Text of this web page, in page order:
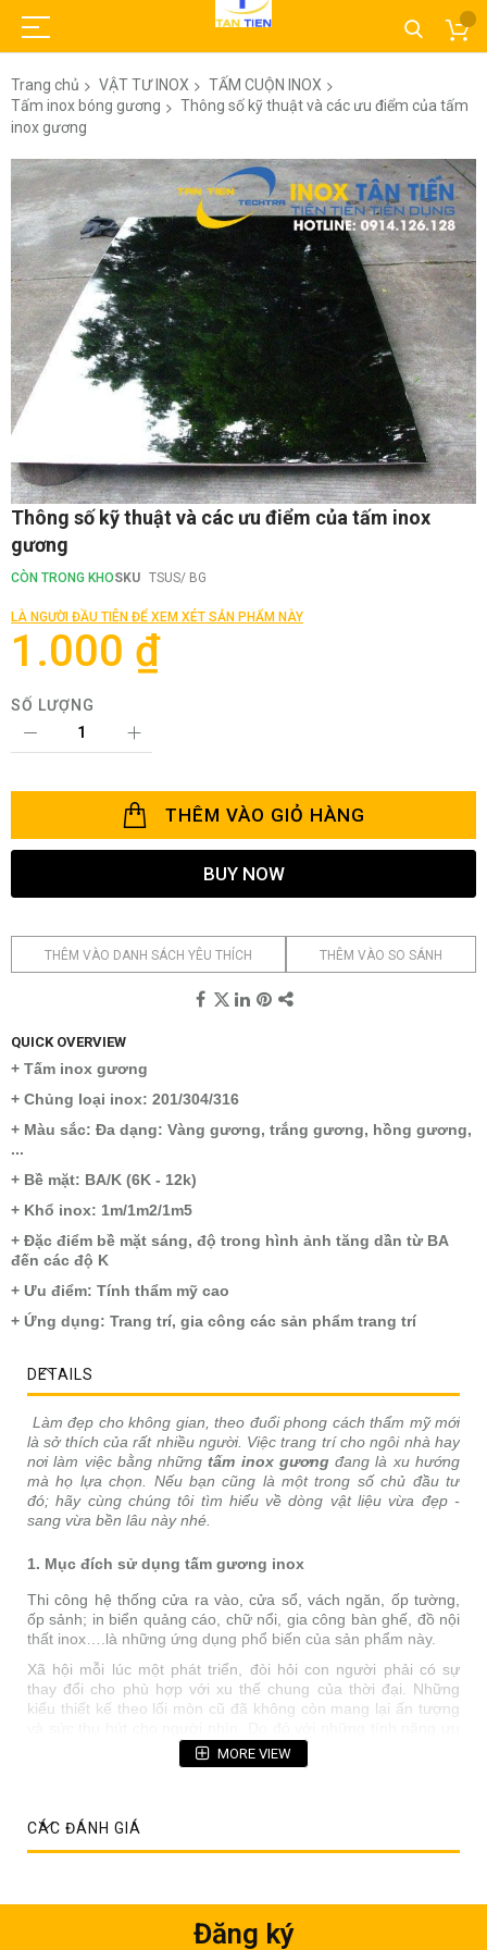
Trang chủ VẬT TƯ INOX
TẤM CUỘN INOX
Tấm inox bóng gương
Thông số kỹ thuật và các ưu điểm của tấm
inox gương
Chuyển
đến
phần
đầu
của
thư
viện
hình
ảnh
Chuyển
đến
phần
đầu
của
viện
hình
Thông số kỹ thuật và các ưu điểm của tấm inox
gương
CÒN TRONG KHOSKU TSUS/ BG
LÀ NGƯỜI ĐẦU TIÊN ĐỂ XEM XÉT SẢN PHẨM NÀY
1.000 ₫
SỐ LƯỢNG
THÊM VÀO GIỎ HÀNG
BUY NOW
THÊM VÀO DANH SÁCH YÊU THÍCH THÊM VÀO SO SÁNH
QUICK OVERVIEW
+ Tấm inox gương
+ Chủng loại inox: 201/304/316
+ Màu sắc: Đa dạng: Vàng gương, trắng gương, hồng gương,
...
+ Bề mặt: BA/K (6K - 12k)
+ Khổ inox: 1m/1m2/1m5
+ Đặc điểm bề mặt sáng, độ trong hình ảnh tăng dần từ BA
đến các độ K
+ Ưu điểm: Tính thẩm mỹ cao
+ Ứng dụng: Trang trí, gia công các sản phẩm trang trí
DETAILS
Làm đẹp cho không gian, theo đuổi phong cách thẩm mỹ mới
là sở thích của rất nhiều người. Việc trang trí cho ngôi nhà hay
nơi làm việc bằng nhữngtấm inox gươngđang là xu hướng
mà họ lựa chọn. Nếu bạn cũng là một trong số chủ đầu tư
đó; hãy cùng chúng tôi tìm hiểu về dòng vật liệu vừa đẹp -
sang vừa bền lâu này nhé.
1. Mục đích sử dụng tấm gương inox
Thi công hệ thống cửa ra vào, cửa sổ, vách ngăn, ốp tường,
ốp sảnh; in biển quảng cáo, chữ nổi, gia công bàn ghế, đồ nội
thất inox….là những ứng dụng phổ biến của sản phẩm này.
Xã hội mỗi lúc một phát triển, đòi hỏi con người phải có sự
thay đổi cho phù hợp với xu thế chung của thời đại. Những
kiểu thiết kế theo lối mòn cũ đã không còn mang lại ấn tượng
việt mà inox gương mang lại, nó đã được chọn lựa chủ yếu
cho mục đích trang trí; nhằm tạo nên sự bứt phá mạnh mẽ,
MORE VIEW
CÁC ĐÁNH GIÁ
Đăng ký